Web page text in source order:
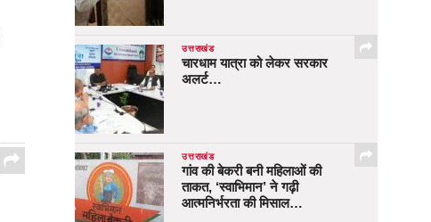
उत्तराखंड
चारधाम यात्रा को लेकर सरकार
अलर्ट…
उत्तराखंड
गांव की बेकरी बनी महिलाओं की
ताकत, ‘स्वाभिमान’ ने गढ़ी
आत्मनिर्भरता की मिसाल…